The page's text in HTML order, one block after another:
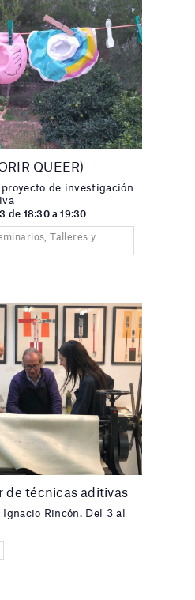
QUEER)
de investigación
de 18:30 a 19:30
Talleres y
de técnicas aditivas
Rincón. Del 3 al